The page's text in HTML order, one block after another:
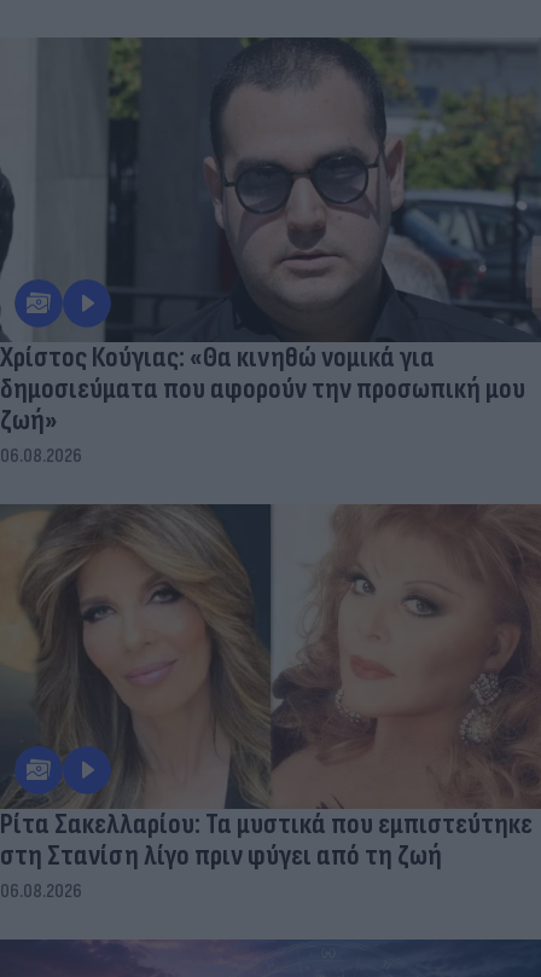
Χρίστος Κούγιας: «Θα κινηθώ νομικά για
δημοσιεύματα που αφορούν την προσωπική μου
ζωή»
06.08.2026
Ρίτα Σακελλαρίου: Τα μυστικά που εμπιστεύτηκε
στη Στανίση λίγο πριν φύγει από τη ζωή
06.08.2026